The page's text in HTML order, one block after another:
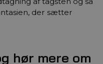
der sætter
hør mere om